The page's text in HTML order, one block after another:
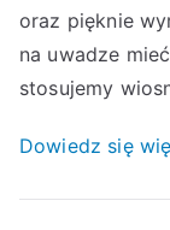
oraz pięknie
na uwadze
stosujemy
Dowiedz się